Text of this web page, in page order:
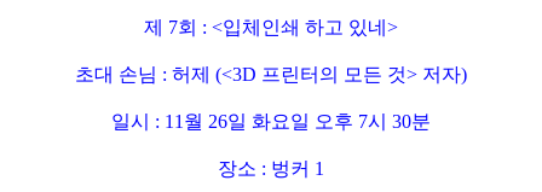
제 7회 : <입체인쇄 하고 있네 >
초대 손님 : 허제 (<3D 프린터의 모든 것> 저자)
일시 : 11 월 26일 화요일 오후 7시 30분
장소 : 벙커 1